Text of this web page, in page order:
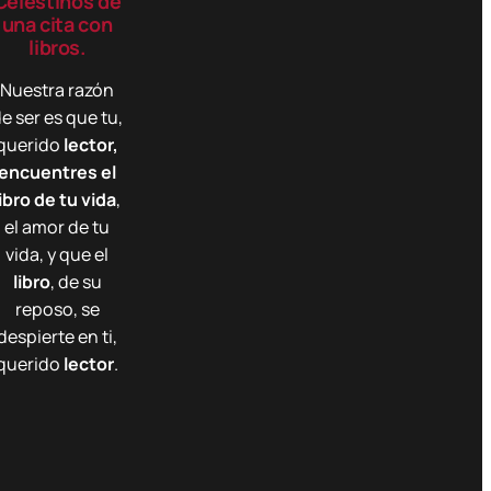
0
0
$
una cita con
libros.
Nuestra razón
ser es que tu,
lector,
el
de tu vida,
el amor de tu
vida, y que el
libro, de su
reposo, se
en ti,
lector.